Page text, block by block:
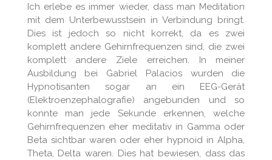
Ich erlebe es immer wieder, dass man Meditation
mit dem Unterbewusstsein in Verbindung bringt.
Dies ist jedoch so nicht korrekt, da es zwei
komplett andere Gehirnfrequenzen sind, die zwei
komplett andere Ziele erreichen. In meiner
Ausbildung bei Gabriel Palacios wurden die
Hypnotisanten sogar an ein EEG-Gerät
(Elektroenzephalografie) angebunden und so
konnte man jede Sekunde erkennen, welche
Gehirnfrequenzen eher meditativ in Gamma oder
Beta sichtbar waren oder eher hypnoid in Alpha,
Theta, Delta waren. Dies hat bewiesen, dass das